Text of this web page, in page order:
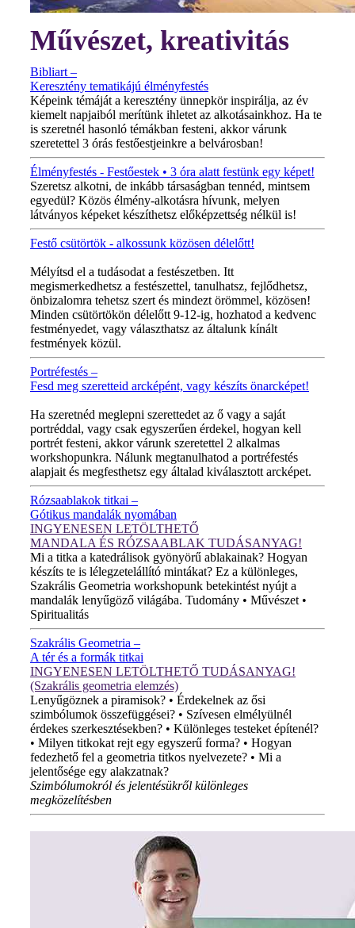
Művészet, kreativitás
Bibliart –
Keresztény tematikájú élményfestés
Képeink témáját a keresztény ünnepkör inspirálja, az év
kiemelt napjaiból merítünk ihletet az alkotásainkhoz. Ha te
is szeretnél hasonló témákban festeni, akkor várunk
szeretettel 3 órás festőestjeinkre a belvárosban!
Élményfestés - Festőestek • 3 óra alatt festünk egy képet!
Szeretsz alkotni, de inkább társaságban tennéd, mintsem
egyedül? Közös élmény-alkotásra hívunk, melyen
látványos képeket készíthetsz előképzettség nélkül is!
Festő csütörtök - alkossunk közösen délelőtt!
Mélyítsd el a tudásodat a festészetben. Itt
megismerkedhetsz a festészettel, tanulhatsz, fejlődhetsz,
önbizalomra tehetsz szert és mindezt örömmel, közösen!
Minden csütörtökön délelőtt 9-12-ig, hozhatod a kedvenc
festményedet, vagy választhatsz az általunk kínált
festmények közül.
Portréfestés –
Fesd meg szeretteid arcképént, vagy készíts önarcképet!
Ha szeretnéd meglepni szerettedet az ő vagy a saját
portréddal, vagy csak egyszerűen érdekel, hogyan kell
portrét festeni, akkor várunk szeretettel 2 alkalmas
workshopunkra. Nálunk megtanulhatod a portréfestés
alapjait és megfesthetsz egy általad kiválasztott arcképet.
Rózsaablakok titkai –
Gótikus mandalák nyomában
INGYENESEN LETÖLTHETŐ
MANDALA ÉS RÓZSAABLAK TUDÁSANYAG!
Mi a titka a katedrálisok gyönyörű ablakainak? Hogyan
készíts te is lélegzetelállító mintákat? Ez a különleges,
Szakrális Geometria workshopunk betekintést nyújt a
mandalák lenyűgöző világába. Tudomány • Művészet •
Spiritualitás
Szakrális Geometria –
A tér és a formák titkai
INGYENESEN LETÖLTHETŐ TUDÁSANYAG!
(Szakrális geometria elemzés)
Lenyűgöznek a piramisok? • Érdekelnek az ősi
szimbólumok összefüggései? • Szívesen elmélyülnél
érdekes szerkesztésekben? • Különleges testeket építenél?
• Milyen titkokat rejt egy egyszerű forma? • Hogyan
fedezhető fel a geometria titkos nyelvezete? • Mi a
jelentősége egy alakzatnak?
Szimbólumokról és jelentésükről különleges
megközelítésben